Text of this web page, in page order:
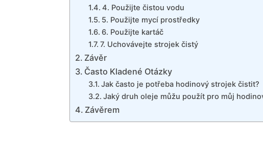
4. Použijte čistou vodu
5. Použijte mycí prostředky
6. Použijte kartáč
7. Uchovávejte strojek čistý
Závěr
Často Kladené Otázky
Jak často je potřeba hodinový strojek čistit?
Jaký druh oleje můžu použít pro můj
Závěrem